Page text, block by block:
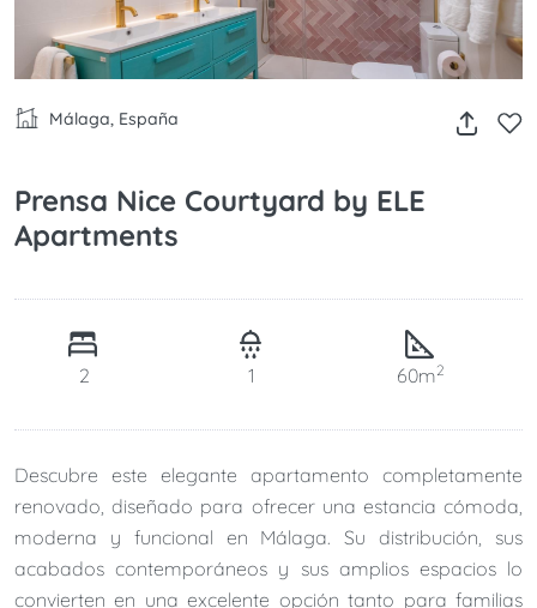
Málaga, España
Prensa Nice Courtyard by ELE
Apartments
2 1 60m2
Descubre este elegante apartamento completamente
renovado, diseñado para ofrecer una estancia cómoda,
moderna y funcional en Málaga. Su distribución, sus
acabados contemporáneos y sus amplios espacios lo
convierten en una excelente opción tanto para familias